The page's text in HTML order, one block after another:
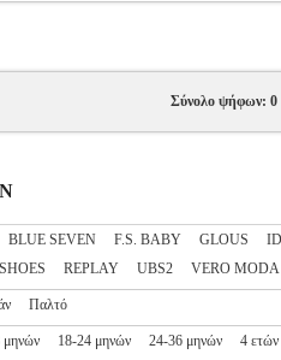
Σύνολο ψήφων: 0
BLUE SEVEN F.S. BABY GLOUS
REPLAY UBS2 VERO MODA
Παλτό
μηνών 18-24 μηνών 24-36 μηνών 4 ετών